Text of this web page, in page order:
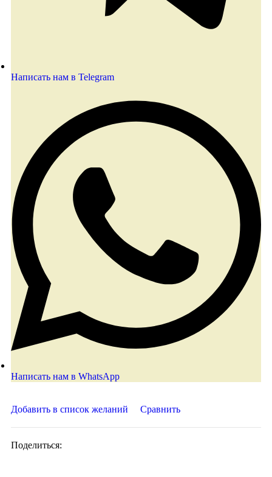
Написать нам в Telegram
Написать нам в WhatsApp
Добавить в список желаний Сравнить
Поделиться: